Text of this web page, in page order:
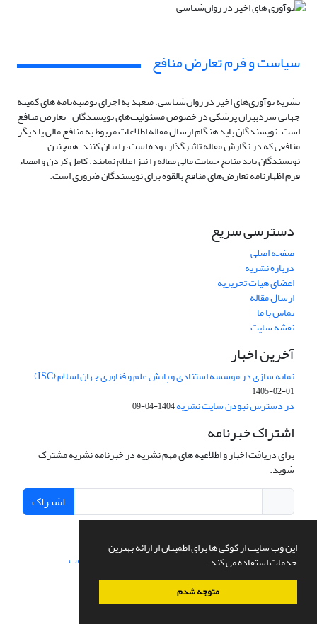
این وب سایت از کوکی ها برای اطمینان از ارائه بهترین
خدمات استفاده می کند.
متوجه شدم
سیاست و فرم تعارض منافع
نشریه نوآوری‌های اخیر در روان‌شناسی، متعهد به اجرای توصیه‌نامه های کمیته
جهانی سردبیران پزشکی در خصوص مسئولیت‌های نویسندگان- تعارض منافع
است. نویسندگان باید هنگام ارسال مقاله اطلاعات مربوط به منافع مالی یا دیگر
منافعی که در نگارش مقاله تاثیرگذار بوده است، را بیان کنند. همچنین
نویسندگان باید منابع حمایت مالی مقاله را نیز اعلام نمایند. کامل کردن و امضاء
فرم اظهارنامه تعارض‌های منافع بالقوه برای نویسندگان ضروری است.
دسترسی سریع
صفحه اصلی
درباره نشریه
اعضای هیات تحریریه
ارسال مقاله
تماس با ما
نقشه سایت
آخرین اخبار
نمایه سازی در موسسه استنادی و پایش علم و فناوری جهان اسلام (ISC)
1405-02-01
در دسترس نبودن سایت نشریه1404-04-09
اشتراک خبرنامه
برای دریافت اخبار و اطلاعیه های مهم نشریه در خبرنامه نشریه مشترک
شوید.
اشتراک
سامانه مدیریت نشریات علمی. سیناوب